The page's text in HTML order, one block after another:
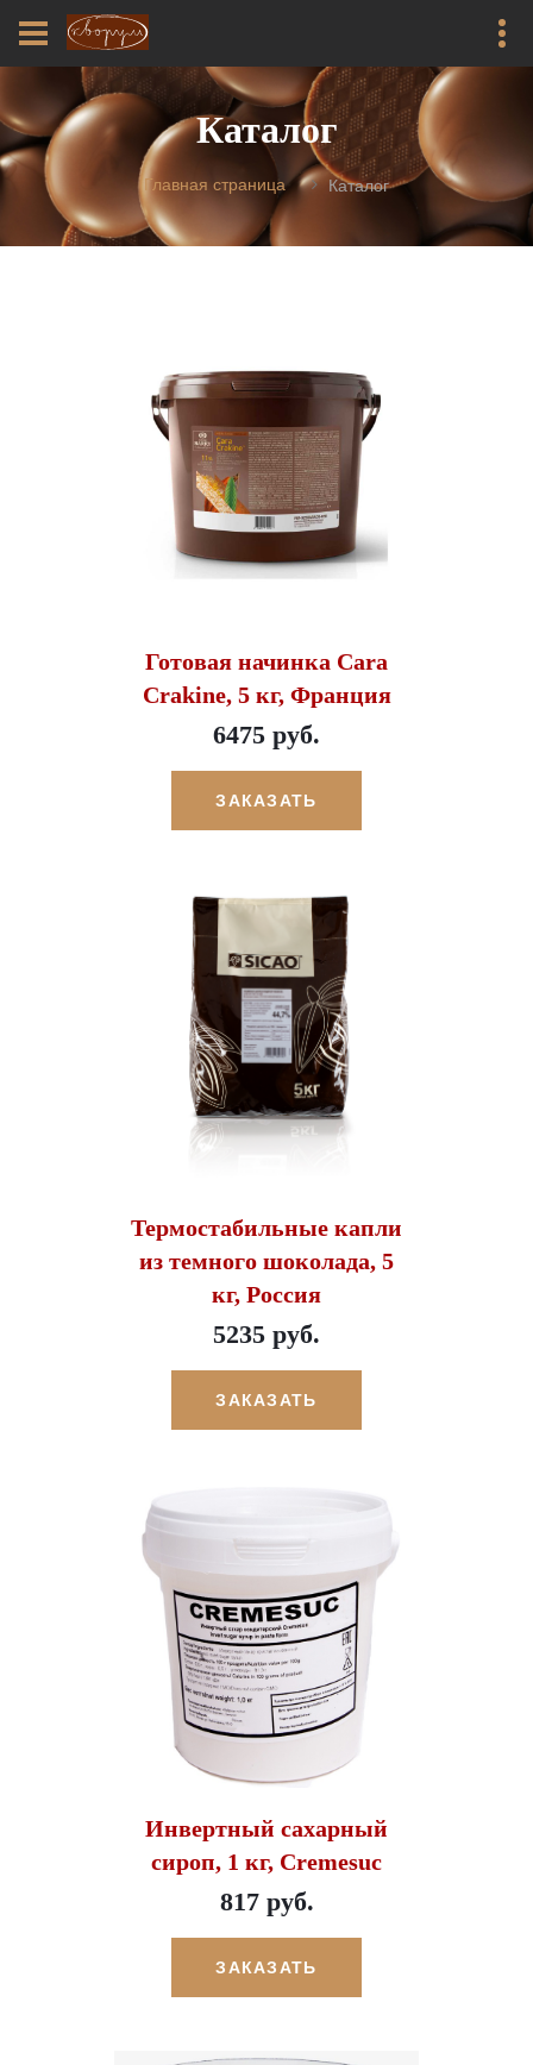
Каталог
Главная страница Каталог
Готовая начинка Cara
Crakine, 5 кг, Франция
6475 руб.
ЗАКАЗАТЬ
Термостабильные капли
из темного шоколада, 5
кг, Россия
5235 руб.
ЗАКАЗАТЬ
Инвертный сахарный
сироп, 1 кг, Cremesuc
817 руб.
ЗАКАЗАТЬ